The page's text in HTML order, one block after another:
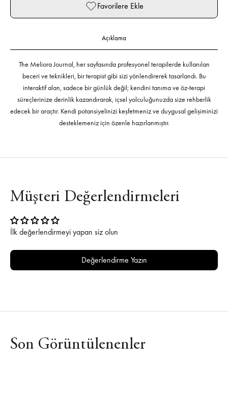
Favorilere Ekle
Açıklama
The Meliora Journal, her sayfasında profesyonel terapilerde kullanılan
beceri ve teknikleri, bir terapist gibi sizi yönlendirerek tasarlandı. Bu
interaktif alan, sadece bir günlük değil; kendini tanıma ve öz-terapi
süreçlerinize derinlik kazandırarak, içsel yolculuğunuzda size rehberlik
edecek bir araçtır. Kendi potansiyelinizi keşfetmeniz ve duygusal gelişiminizi
desteklemeniz için özenle hazırlanmıştır.
Müşteri Değerlendirmeleri
İlk değerlendirmeyi yapan siz olun
Değerlendirme Yazın
Son Görüntülenenler